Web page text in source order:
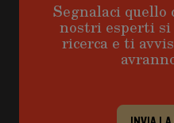
Segnalaci quello
nostri esperti
ricerca e ti